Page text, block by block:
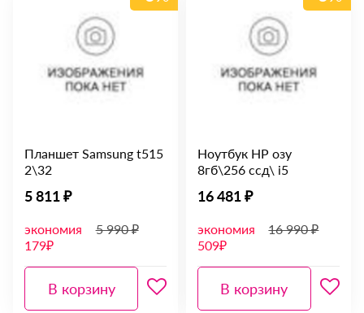
Планшет Samsung t515
2\32
5 811 ₽
экономия
179₽
5 990 ₽
В корзину
Ноутбук HP озу
8гб\256 ссд\ i5
16 481 ₽
экономия
509₽
16 990 ₽
В корзину